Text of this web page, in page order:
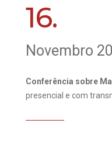
16.
Novembro
Conferência sobre
presencial e com